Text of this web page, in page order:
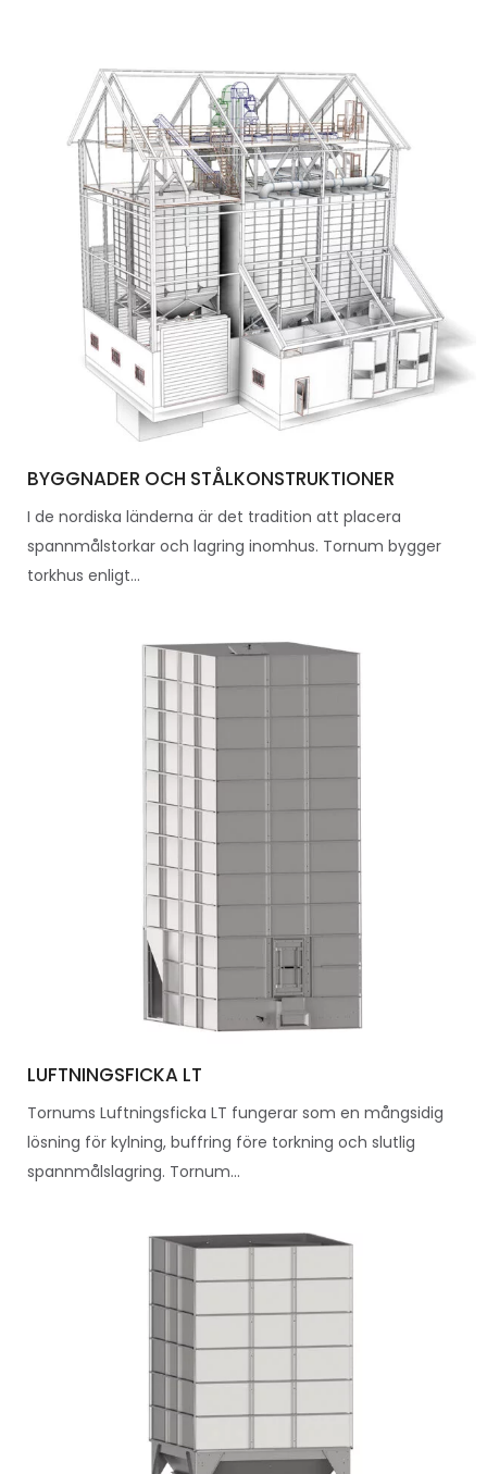
BYGGNADER OCH STÅLKONSTRUKTIONER
I de nordiska länderna är det tradition att placera
spannmålstorkar och lagring inomhus. Tornum bygger
torkhus enligt...
LUFTNINGSFICKA LT
Tornums Luftningsficka LT fungerar som en mångsidig
lösning för kylning, buffring före torkning och slutlig
spannmålslagring. Tornum...